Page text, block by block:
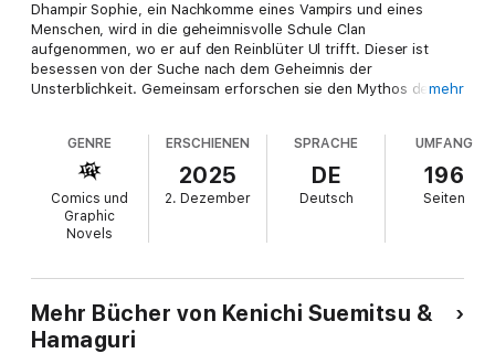
Dhampir Sophie, ein Nachkomme eines Vampirs und eines
Menschen, wird in die geheimnisvolle Schule Clan
aufgenommen, wo er auf den Reinblüter Ul trifft. Dieser ist
besessen von der Suche nach dem Geheimnis der
Unsterblichkeit. Gemeinsam erforschen sie den Mythos des
Fantasy und Horrorgeschichten.
Abgeschlossen in 5 BändenPrequelserie DELICO'S NURSERY
beim Streamingdienst CRUNCHYROLLSchmuckausgabe im
Paperback-Format
Dies ist Band 3 der Serie.
Horrorgeschichten.
mehr
GENRE
Comics und
Graphic
Novels
ERSCHIENEN
2025
2. Dezember
SPRACHE
DE
Deutsch
UMFANG
196
Seiten
Mehr Bücher von Kenichi Suemitsu &
Hamaguri